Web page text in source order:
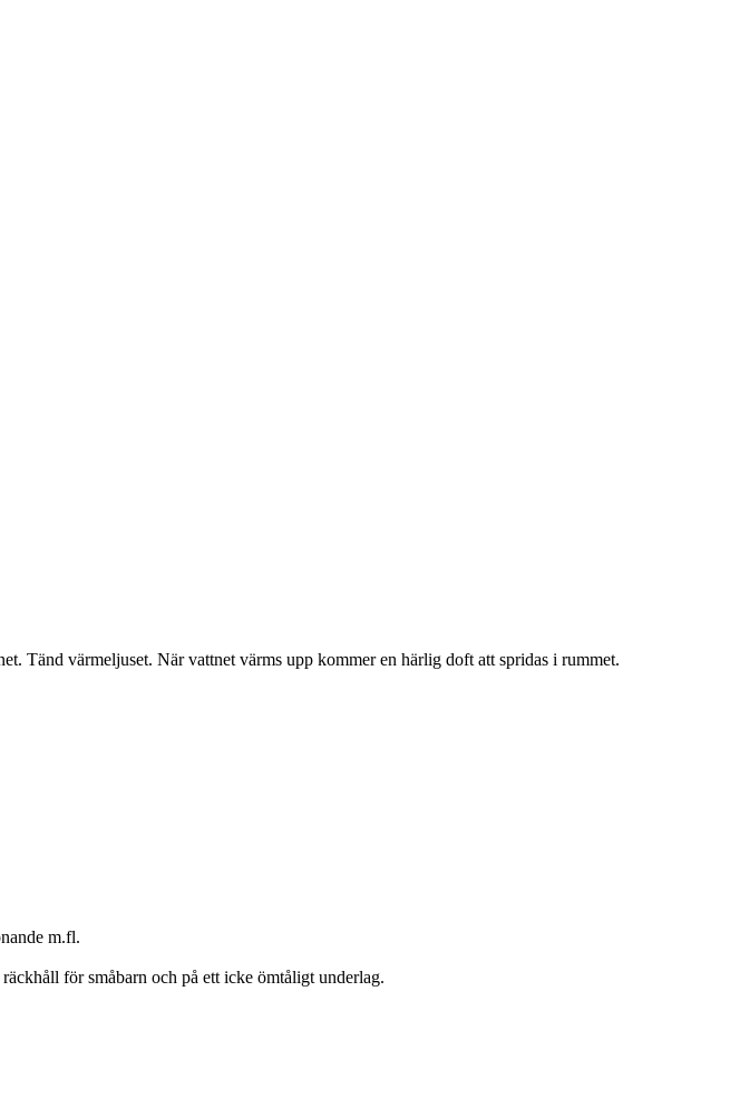
Tänd värmeljuset. När vattnet värms upp kommer en härlig doft att spridas i rummet.
m.fl.
för småbarn och på ett icke ömtåligt underlag.